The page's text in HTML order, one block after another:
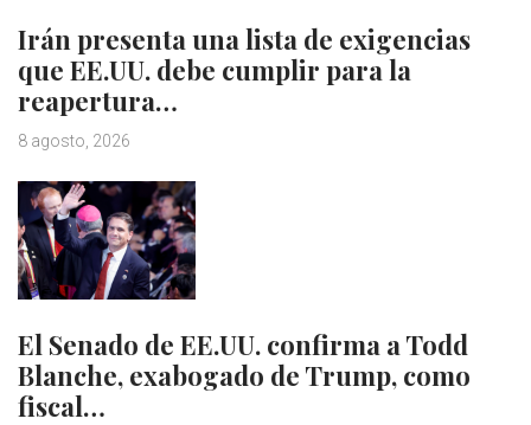
Irán presenta una lista de exigencias
que EE.UU. debe cumplir para la
reapertura…
8 agosto, 2026
El Senado de EE.UU. confirma a Todd
Blanche, exabogado de Trump, como
fiscal…